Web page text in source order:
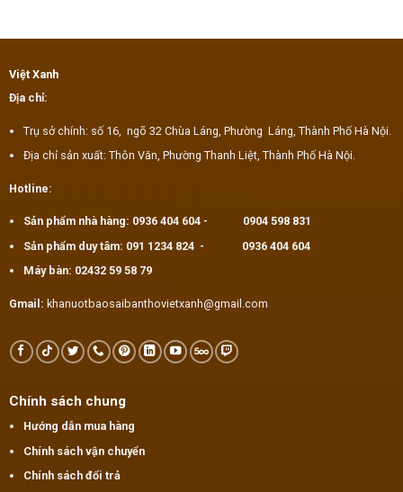
Việt Xanh
Địa chỉ:
Trụ sở chính: số 16, ngõ 32 Chùa Láng, Phường Láng, Thành Phố Hà Nội.
Địa chỉ sản xuất: Thôn Văn, Phường Thanh Liệt, Thành Phố Hà Nội.
Hotline:
Sản phẩm nhà hàng: 0936 404 604- 0904 598 831
Sản phẩm duy tâm: 091 1234 824 -
0936 404 604
Máy bàn: 02432 59 58 79
Gmail: khanuotbaosaibanthovietxanh@gmail.com
Chính sách chung
Hướng dẫn mua hàng
Chính sách vận chuyển
Chính sách đổi trả